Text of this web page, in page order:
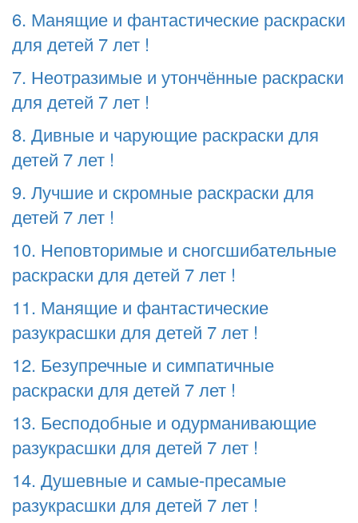
6. Манящие и фантастические раскраски
для детей 7 лет !
7. Неотразимые и утончённые раскраски
для детей 7 лет !
8. Дивные и чарующие раскраски для
детей 7 лет !
9. Лучшие и скромные раскраски для
детей 7 лет !
10. Неповторимые и сногсшибательные
раскраски для детей 7 лет !
11. Манящие и фантастические
разукрасшки для детей 7 лет !
12. Безупречные и симпатичные
раскраски для детей 7 лет !
13. Бесподобные и одурманивающие
разукрасшки для детей 7 лет !
14. Душевные и самые-пресамые
разукрасшки для детей 7 лет !